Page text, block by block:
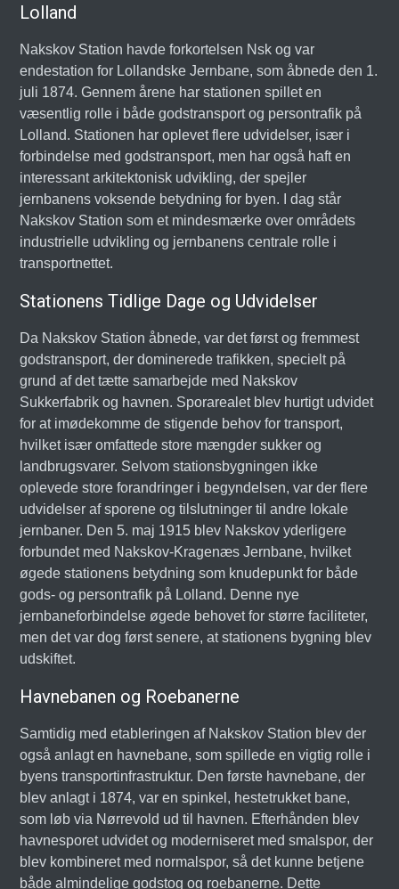
Lolland
Nakskov Station havde forkortelsen Nsk og var
endestation for Lollandske Jernbane, som åbnede den 1.
juli 1874. Gennem årene har stationen spillet en
væsentlig rolle i både godstransport og persontrafik på
Lolland. Stationen har oplevet flere udvidelser, især i
forbindelse med godstransport, men har også haft en
interessant arkitektonisk udvikling, der spejler
jernbanens voksende betydning for byen. I dag står
Nakskov Station som et mindesmærke over områdets
industrielle udvikling og jernbanens centrale rolle i
transportnettet.
Stationens Tidlige Dage og Udvidelser
Da Nakskov Station åbnede, var det først og fremmest
godstransport, der dominerede trafikken, specielt på
grund af det tætte samarbejde med Nakskov
Sukkerfabrik og havnen. Sporarealet blev hurtigt udvidet
for at imødekomme de stigende behov for transport,
hvilket især omfattede store mængder sukker og
landbrugsvarer. Selvom stationsbygningen ikke
oplevede store forandringer i begyndelsen, var der flere
udvidelser af sporene og tilslutninger til andre lokale
jernbaner. Den 5. maj 1915 blev Nakskov yderligere
forbundet med Nakskov-Kragenæs Jernbane, hvilket
øgede stationens betydning som knudepunkt for både
gods- og persontrafik på Lolland. Denne nye
jernbaneforbindelse øgede behovet for større faciliteter,
men det var dog først senere, at stationens bygning blev
udskiftet.
Havnebanen og Roebanerne
Samtidig med etableringen af Nakskov Station blev der
også anlagt en havnebane, som spillede en vigtig rolle i
byens transportinfrastruktur. Den første havnebane, der
blev anlagt i 1874, var en spinkel, hestetrukket bane,
som løb via Nørrevold ud til havnen. Efterhånden blev
havnesporet udvidet og moderniseret med smalspor, der
blev kombineret med normalspor, så det kunne betjene
både almindelige godstog og roebanerne. Dette